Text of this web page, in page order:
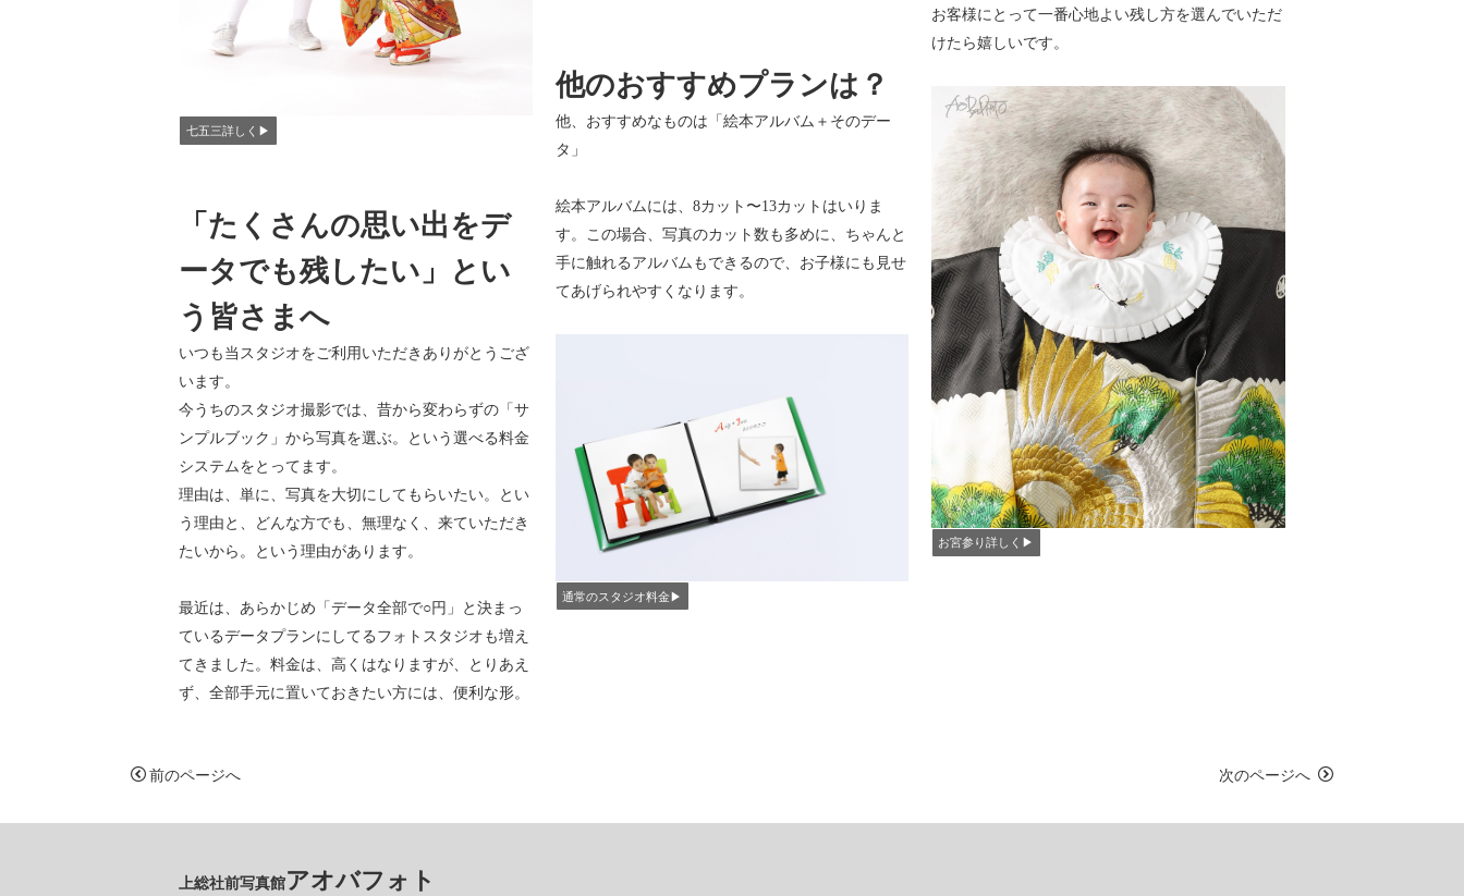
七五三詳しく▶︎
「たくさんの思い出をデ
ータでも残したい」とい
う皆さまへ
いつも当スタジオをご利用いただきありがとうござ
います。
今うちのスタジオ撮影では、昔から変わらずの「サ
ンプルブック」から写真を選ぶ。という選べる料金
システムをとってます。
理由は、単に、写真を大切にしてもらいたい。とい
う理由と、どんな方でも、無理なく、来ていただき
たいから。という理由があります。
最近は、あらかじめ「データ全部で○円」と決まっ
ているデータプランにしてるフォトスタジオも増え
てきました。料金は、高くはなりますが、とりあえ
ず、全部手元に置いておきたい方には、便利な形。
他のおすすめプランは？
他、おすすめなものは「絵本アルバム＋そのデー
タ」
絵本アルバムには、8カット〜13カットはいりま
す。この場合、写真のカット数も多めに、ちゃんと
手に触れるアルバムもできるので、お子様にも見せ
てあげられやすくなります。
通常のスタジオ料金▶︎
お客様にとって一番心地よい残し方を選んでいただ
けたら嬉しいです。
お宮参り詳しく▶︎
前のページへ 次のページへ
上総社前写真館アオバフォト